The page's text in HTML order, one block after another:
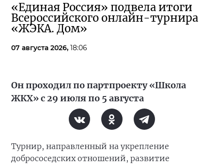
«Единая Россия» подвела итоги
Всероссийского онлайн-турнира
«ЖЭКА. Дом»
07 августа 2026, 18:06
Он проходил по партпроекту «Школа
ЖКХ» с 29 июля по 5 августа
Турнир, направленный на укрепление
добрососедских отношений, развитие